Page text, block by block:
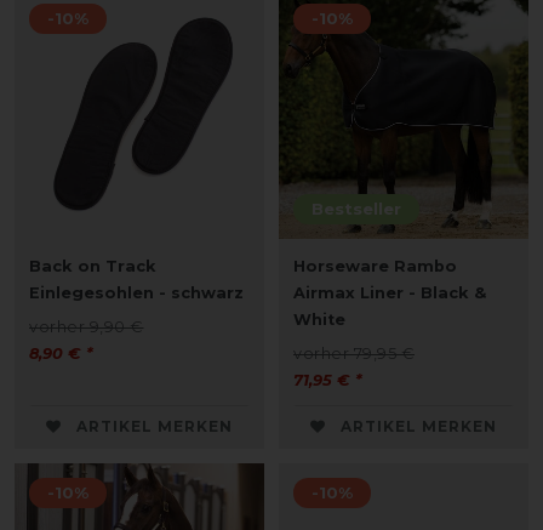
-10%
Back on Track
Einlegesohlen - schwarz
vorher 9,90 €
8,90 € *
ARTIKEL MERKEN
Bestseller
-10%
Horseware Rambo
Airmax Liner - Black &
White
vorher 79,95 €
71,95 € *
ARTIKEL MERKEN
-10% -10%